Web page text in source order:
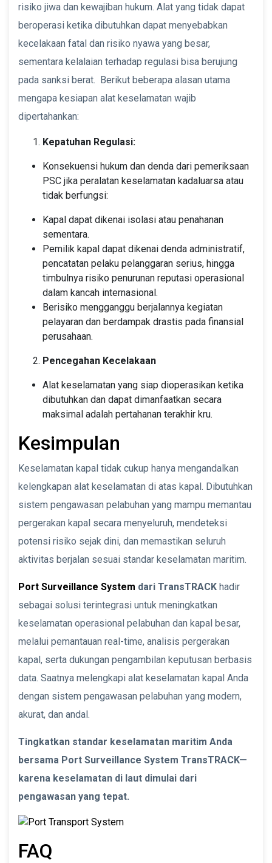
risiko jiwa dan kewajiban hukum. Alat yang tidak dapat
beroperasi ketika dibutuhkan dapat menyebabkan
kecelakaan fatal dan risiko nyawa yang besar,
sementara kelalaian terhadap regulasi bisa berujung
pada sanksi berat. Berikut beberapa alasan utama
mengapa kesiapan alat keselamatan wajib
dipertahankan:
Kepatuhan Regulasi:
Konsekuensi hukum dan denda dari pemeriksaan
PSC jika peralatan keselamatan kadaluarsa atau
tidak berfungsi:
Kapal dapat dikenai isolasi atau penahanan
sementara.
Pemilik kapal dapat dikenai denda administratif,
pencatatan pelaku pelanggaran serius, hingga
timbulnya risiko penurunan reputasi operasional
dalam kancah internasional.
Berisiko mengganggu berjalannya kegiatan
pelayaran dan berdampak drastis pada finansial
perusahaan.
Pencegahan Kecelakaan
Alat keselamatan yang siap dioperasikan ketika
dibutuhkan dan dapat dimanfaatkan secara
maksimal adalah pertahanan terakhir kru.
Kesimpulan
Keselamatan kapal tidak cukup hanya mengandalkan
kelengkapan alat keselamatan di atas kapal. Dibutuhkan
sistem pengawasan pelabuhan yang mampu memantau
pergerakan kapal secara menyeluruh, mendeteksi
potensi risiko sejak dini, dan memastikan seluruh
aktivitas berjalan sesuai standar keselamatan maritim.
Port Surveillance System dari TransTRACK hadir
sebagai solusi terintegrasi untuk meningkatkan
keselamatan operasional pelabuhan dan kapal besar,
melalui pemantauan real-time, analisis pergerakan
kapal, serta dukungan pengambilan keputusan berbasis
data. Saatnya melengkapi alat keselamatan kapal Anda
dengan sistem pengawasan pelabuhan yang modern,
akurat, dan andal.
Tingkatkan standar keselamatan maritim Anda
bersama Port Surveillance System TransTRACK—
karena keselamatan di laut dimulai dari
pengawasan yang tepat.
FAQ